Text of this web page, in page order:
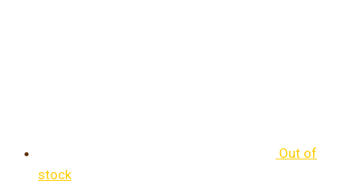
Out of
stock